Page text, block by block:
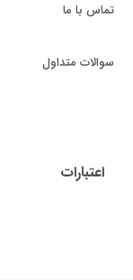
تماس با ما
سوالات متداول
اعتبارات